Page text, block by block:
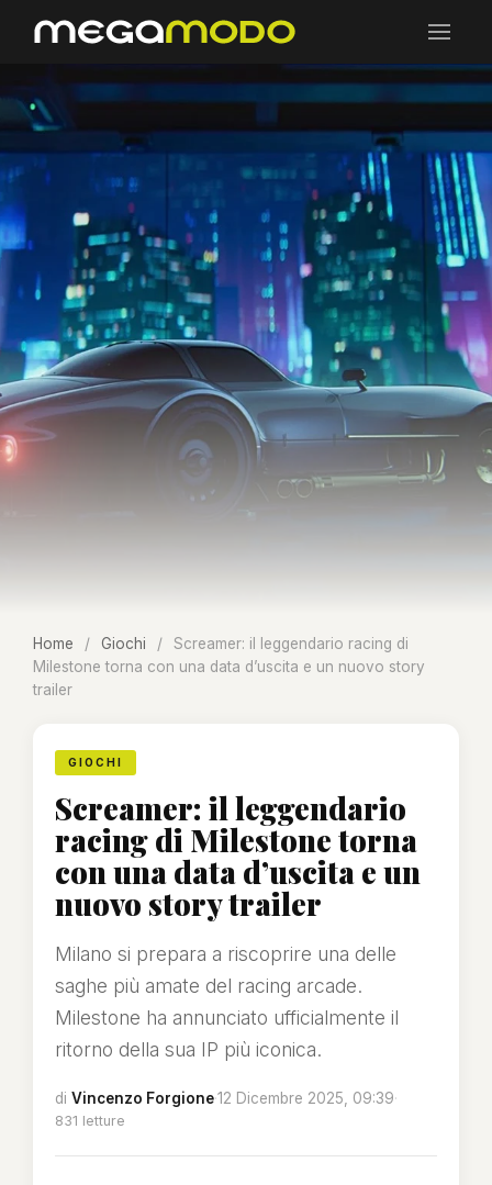
Home / Giochi /
Screamer: il leggendario racing di
Milestone torna con una data d’uscita e un nuovo story
trailer
GIOCHI
Screamer: il leggendario
racing di Milestone torna
con una data d’uscita e un
nuovo story trailer
Milano si prepara a riscoprire una delle
saghe più amate del racing arcade.
Milestone ha annunciato ufficialmente il
ritorno della sua IP più iconica.
di Vincenzo Forgione·12 Dicembre 2025, 09:39·
831 letture